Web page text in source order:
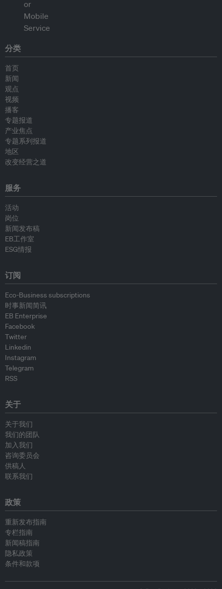
分类
首页
新闻
观点
视频
播客
专题报道
产业焦点
专题系列报道
地区
改变经营之道
服务
活动
岗位
新闻发布稿
EB工作室
ESG情报
订阅
Eco-Business subscriptions
时事新闻简讯
EB Enterprise
Facebook
Twitter
Linkedin
Instagram
Telegram
RSS
关于
关于我们
我们的团队
加入我们
咨询委员会
供稿人
联系我们
政策
重新发布指南
专栏指南
新闻稿指南
隐私政策
条件和款项